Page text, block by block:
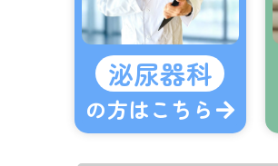
泌尿器科
の方はこちら